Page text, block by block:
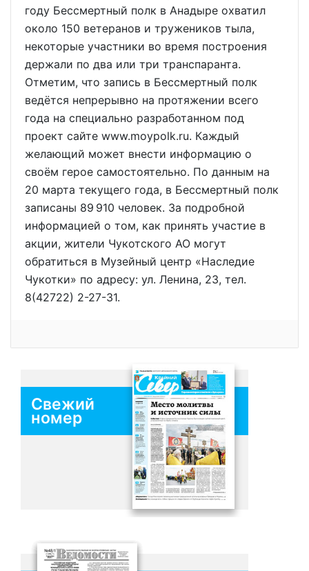
году Бессмертный полк в Анадыре охватил
около 150 ветеранов и тружеников тыла,
некоторые участники во время построения
держали по два или три транспаранта.
Отметим, что запись в Бессмертный полк
ведётся непрерывно на протяжении всего
года на специально разработанном под
проект сайте www.moypolk.ru. Каждый
желающий может внести информацию о
своём герое самостоятельно. По данным на
20 марта текущего года, в Бессмертный полк
записаны 89 910 человек. За подробной
информацией о том, как принять участие в
акции, жители Чукотского АО могут
обратиться в Музейный центр «Наследие
Чукотки» по адресу: ул. Ленина, 23, тел.
8(42722) 2-27-31.
Свежий
номер